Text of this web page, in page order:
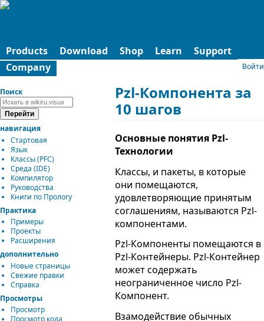
Products Download Shop Learn
Support
Company
Pzl-Компонента за
10 шагов
Основные понятия Pzl-
Технологии
Классы, и пакеты, в которые
они помещаются,
удовлетворяющие принятым
соглашениям, называются Pzl-
компонентами.
Pzl-Компоненты помещаются в
Pzl-Контейнеры. Pzl-Контейнер
может содержать
неограниченное число Pzl-
Компонент.
Взамодействие обычных
Поиск
навигация
Стартовая
Язык
Классы (PFC)
Среда (IDE)
Компилятор
Руководства
Книги по Прологу
Практика
Примеры
Проекты
Расширения
дополнительно
Новые страницы
Свежие правки
Справка
Войти
Просмотры
Просмотр